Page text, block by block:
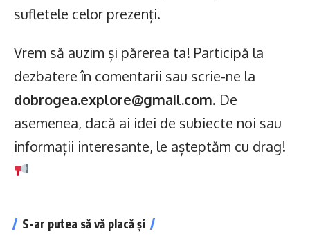
sufletele celor prezenți.
Vrem să auzim și părerea ta! Participă la
dezbatere în comentarii sau scrie-ne la
dobrogea.explore@gmail.com. De
asemenea, dacă ai idei de subiecte noi sau
informații interesante, le așteptăm cu drag!
S-ar putea să vă placă și